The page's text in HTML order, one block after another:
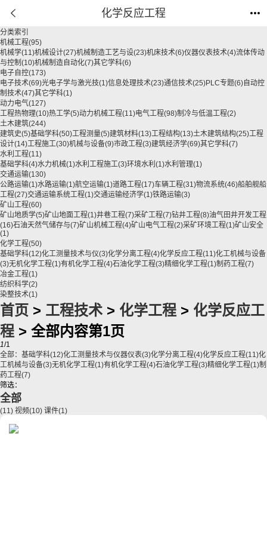
化学反应工程
分类索引
机械工程(95)
机械学(11)机械设计(27)机械制造工艺与设(23)机床技术(6)仪器仪表技术(4)流体传动
与控制 (10)机械制造自动化(7)其它学科(6)
电子自控(173)
电子技术(69)光电子学与激光技(1)信息处理技术(23)通信技术(25)PLC专题(6) 自动控
制技术(47)其它学科(1)
动力电气(127)
工程热物理(10)热工学(5)动力机械工程(11)电气工程(98)制冷与低温工程(2)
土木建筑(244)
建筑史(5)基础学科(50)工程测量(5)建筑材料(13)工程结构(13)土木建筑结构(25)工程
设计(14)工程施工(30)机械与设备(9)市政工程(3)建筑经济学(69)其它学科(7)
水利工程(11)
基础学科(4)水力机械(1)水利工程施工(3)环境水利 (1)水利管理(1)
交通运输(130)
公路运输(1)水路运输(1)航空运输(1)道路工程(17)车辆工程(31)物流系统(46)船舶舰船
工程(27)交通运输系统工程(1)交通运输经济学(1)铁路运输(3)
矿山工程(60)
矿山地质学(5)矿山地面工程(1)井巷工程(7)采矿工程(7)钻井工程(8)油气田井开发工程
(16)石油天然气储存与(7)矿山机械工程(4)矿山电气工程(2)采矿环境工程(1)矿山安全
(1)
化学工程(50)
基础学科(12)化工测量技术与仪(3)化学分离工程(4)化学反应工程(11)化工机械与设备
(3)无机化学工程(1)有机化学工程(4)石油化学工程(3)精细化学工程(1)制药工程(7)
冶金工程(1)
纺织科学(2)
染整技术(1)
首页 > 工程技术> 化学工程 > 化学反应工
程 > 全部内容第1页
1/1
全部： 基础学科(12)化工测量技术与仪器仪表(3)化学分离工程(4)化学反应工程(11)化
工机械与设备(3)无机化学工程(1)有机化学工程(4)石油化学工程(3)精细化学工程(1)制
药工程(7)
筛选：
全部
(11) 视频(10) 课件(1)